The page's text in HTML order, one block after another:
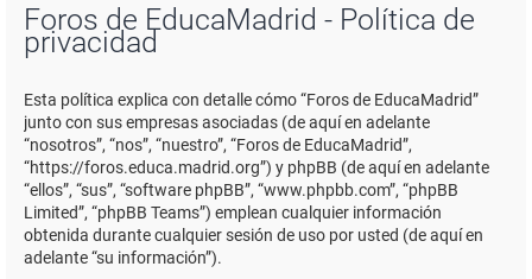
Foros de EducaMadrid - Política de
privacidad
Esta política explica con detalle cómo “Foros de EducaMadrid”
junto con sus empresas asociadas (de aquí en adelante
“nosotros”, “nos”, “nuestro”, “Foros de EducaMadrid”,
“https://foros.educa.madrid.org”) y phpBB (de aquí en adelante
“ellos”, “sus”, “software phpBB”, “www.phpbb.com”, “phpBB
Limited”, “phpBB Teams”) emplean cualquier información
obtenida durante cualquier sesión de uso por usted (de aquí en
adelante “su información”).